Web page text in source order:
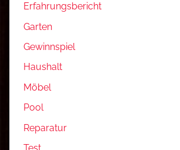
Erfahrungsbericht
Garten
Gewinnspiel
Haushalt
Möbel
Pool
Reparatur